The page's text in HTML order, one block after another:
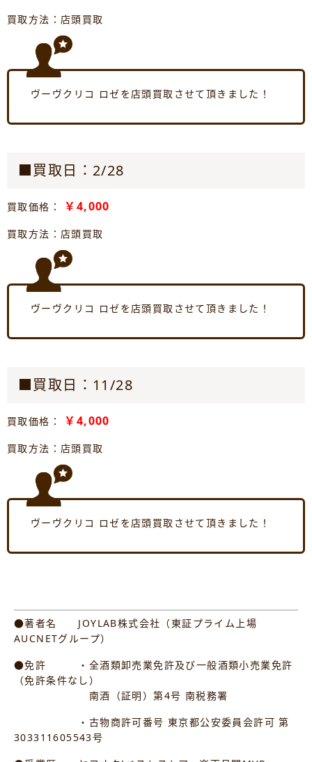
買取方法：店頭買取
ヴーヴクリコ ロゼを店頭買取させて頂きました！
■買取日：2/28
買取価格： ￥4,000
買取方法：店頭買取
ヴーヴクリコ ロゼを店頭買取させて頂きました！
■買取日：11/28
買取価格： ￥4,000
買取方法：店頭買取
ヴーヴクリコ ロゼを店頭買取させて頂きました！
●著者名 JOYLAB株式会社（東証プライム上場
AUCNETグループ）
●免許 ・全酒類卸売業免許及び一般酒類小売業免許
（免許条件なし）
南酒（証明）第4号 南税務署
・古物商許可番号 東京都公安委員会許可 第
303311605543号